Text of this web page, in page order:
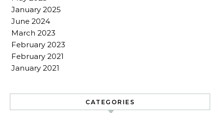
January 2025
June 2024
March 2023
February 2023
February 2021
January 2021
CATEGORIES